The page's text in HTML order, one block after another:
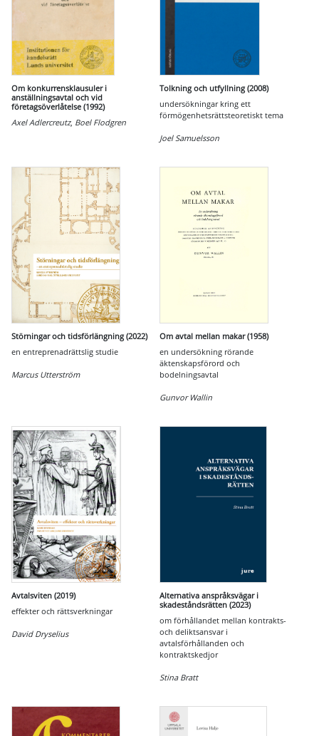
Om konkurrensklausuler i
anställningsavtal och vid
företagsöverlåtelse (1992)
Axel Adlercreutz, Boel Flodgren
Tolkning och utfyllning (2008)
undersökningar kring ett
förmögenhetsrättsteoretiskt tema
Joel Samuelsson
Störningar och tidsförlängning (2022)
en entreprenadrättslig studie
Marcus Utterström
Om avtal mellan makar (1958)
en undersökning rörande
äktenskapsförord och
bodelningsavtal
Gunvor Wallin
Avtalsviten (2019)
effekter och rättsverkningar
David Dryselius
Alternativa anspråksvägar i
skadeståndsrätten (2023)
om förhållandet mellan kontrakts-
och deliktsansvar i
avtalsförhållanden och
kontraktskedjor
Stina Bratt